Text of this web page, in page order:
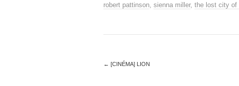
robert pattinson sienna miller, the lost city of
← [CINÉMA] LION